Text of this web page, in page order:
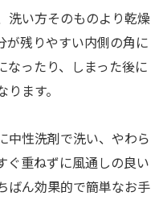
洗い方そのものより乾燥
が残りやすい内側の角に
なったり、しまった後に
ます。
中性洗剤で洗い、やわら
ぐ重ねずに風通しの良い
ばん効果的で簡単なお手